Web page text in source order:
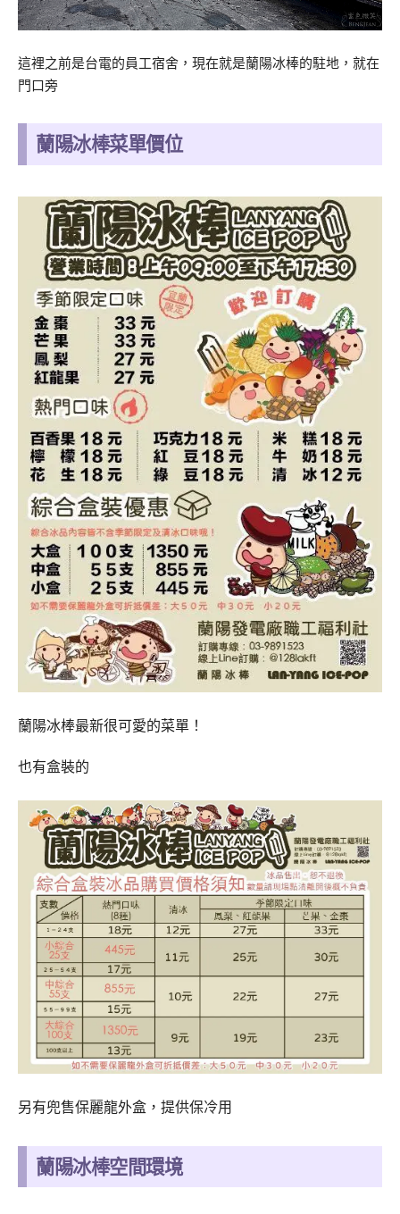
這裡之前是台電的員工宿舍，現在就是蘭陽冰棒的駐地，就在
門口旁
蘭陽冰棒菜單價位
蘭陽冰棒最新很可愛的菜單！
也有盒裝的
另有兜售保麗龍外盒，提供保冷用
蘭陽冰棒空間環境